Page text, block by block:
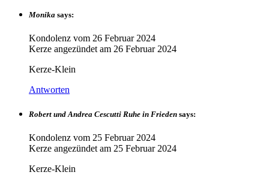
Monika says:
Kondolenz vom 26 Februar 2024
Kerze angezündet am 26 Februar 2024
Kerze-Klein
Antworten
Robert und Andrea Cescutti Ruhe in Frieden says:
Kondolenz vom 25 Februar 2024
Kerze angezündet am 25 Februar 2024
Kerze-Klein